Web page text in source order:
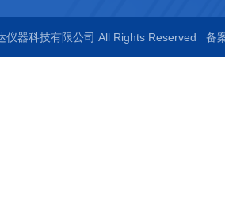
仪器科技有限公司 All Rights Reserved 备